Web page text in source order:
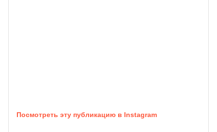
Посмотреть эту публикацию в Instagram